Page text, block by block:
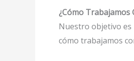
¿Cómo Trabajamos
Nuestro objetivo es
cómo trabajamos